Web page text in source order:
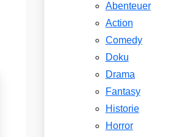
Abenteuer
Action
Comedy
Doku
Drama
Fantasy
Historie
Horror